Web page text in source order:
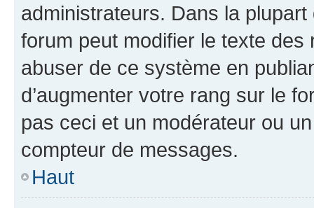
administrateurs. Dans la
forum peut modifier le texte
abuser de ce système en
d’augmenter votre rang sur le
pas ceci et un modérateur ou
compteur de messages.
Haut